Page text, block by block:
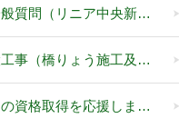
質問（リニア中央新…
事（橋りょう施工及…
の資格取得を応援しま…